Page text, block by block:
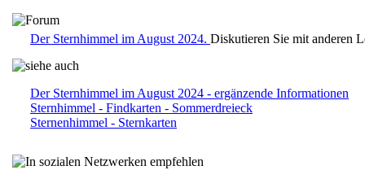
Der Sternhimmel im August 2024. Diskutieren Sie mit anderen
Der Sternhimmel im August 2024 - ergänzende Informationen
Sternhimmel - Findkarten - Sommerdreieck
Sternenhimmel - Sternkarten